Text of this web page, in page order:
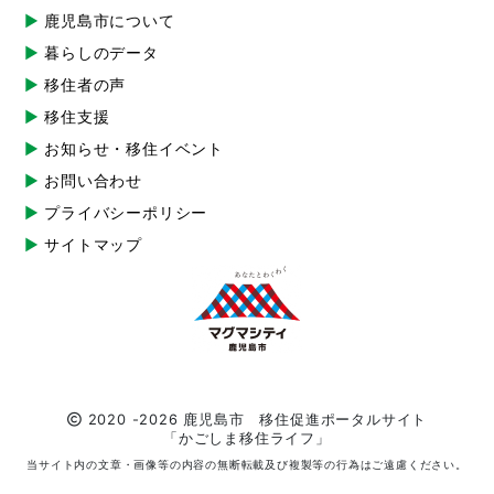
鹿児島市について
暮らしのデータ
移住者の声
移住支援
お知らせ・移住イベント
お問い合わせ
プライバシーポリシー
サイトマップ
2020 -2026 鹿児島市 移住促進ポータルサイト
「かごしま移住ライフ」
当サイト内の文章・画像等の内容の無断転載及び複製等の行為はご遠慮ください。